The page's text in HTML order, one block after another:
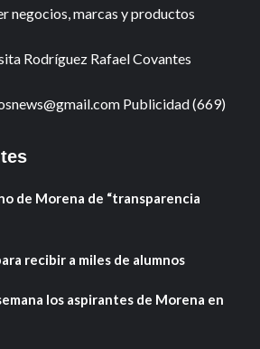
negocios, marcas y productos
Rodríguez Rafael Covantes
Publicidad (669)
de Morena de “transparencia
recibir a miles de alumnos
los aspirantes de Morena en